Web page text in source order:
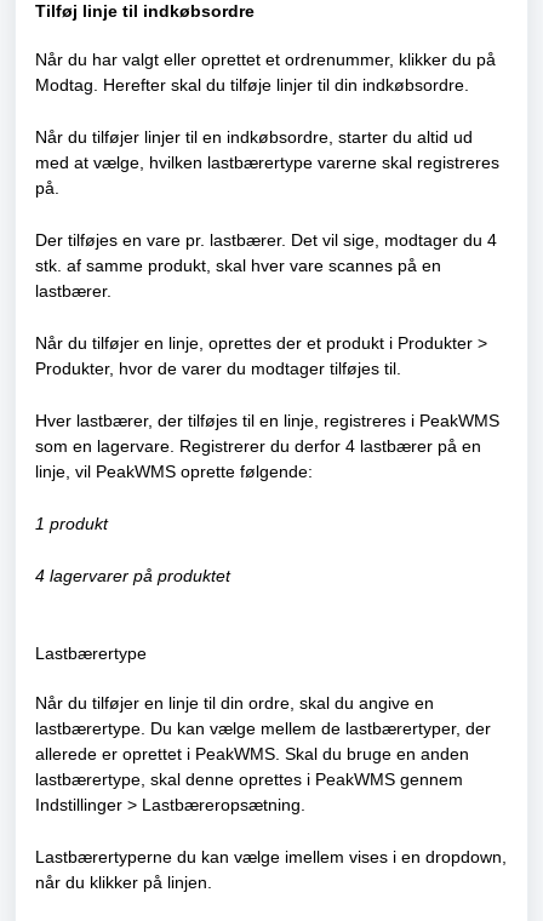
Tilføj linje til indkøbsordre
Når du har valgt eller oprettet et ordrenummer, klikker du på
Modtag. Herefter skal du tilføje linjer til din indkøbsordre.
Når du tilføjer linjer til en indkøbsordre, starter du altid ud
med at vælge, hvilken lastbærertype varerne skal registreres
på.
Der tilføjes en vare pr. lastbærer. Det vil sige, modtager du 4
stk. af samme produkt, skal hver vare scannes på en
lastbærer.
Når du tilføjer en linje, oprettes der et produkt i Produkter >
Produkter, hvor de varer du modtager tilføjes til.
Hver lastbærer, der tilføjes til en linje, registreres i PeakWMS
som en lagervare. Registrerer du derfor 4 lastbærer på en
linje, vil PeakWMS oprette følgende:
1 produkt
4 lagervarer på produktet
Lastbærertype
Når du tilføjer en linje til din ordre, skal du angive en
lastbærertype. Du kan vælge mellem de lastbærertyper, der
allerede er oprettet i PeakWMS. Skal du bruge en anden
lastbærertype, skal denne oprettes i PeakWMS gennem
Indstillinger > Lastbæreropsætning.
Lastbærertyperne du kan vælge imellem vises i en dropdown,
når du klikker på linjen.